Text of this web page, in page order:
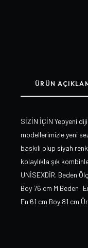
ÜRÜN
SİZİN İÇİN Yepyeni
modellerimizle yeni
baskılı olup siyah
kolaylıkla şık
UNİSEXDİR. Beden
Boy 76 cm M Beden:
En 61 cm Boy 81 cm